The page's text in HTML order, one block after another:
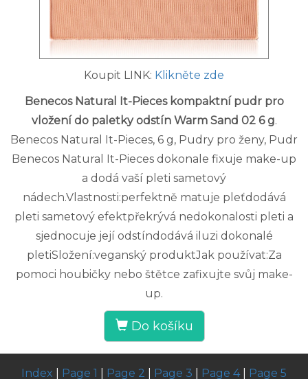
Koupit LINK: Klikněte zde
Benecos Natural It-Pieces kompaktní pudr pro
vložení do paletky odstín Warm Sand 02 6 g.
Benecos Natural It-Pieces, 6 g, Pudry pro ženy, Pudr
Benecos Natural It-Pieces dokonale fixuje make-up
a dodá vaší pleti sametový
nádech.Vlastnosti:perfektně matuje pleťdodává
pleti sametový efektpřekrývá nedokonalosti pleti a
sjednocuje její odstíndodává iluzi dokonalé
pletiSložení:veganský produktJak používat:Za
pomoci houbičky nebo štětce zafixujte svůj make-
up.
Do košíku
Index Page 1 Page 2 Page 3 Page 4| Page 5